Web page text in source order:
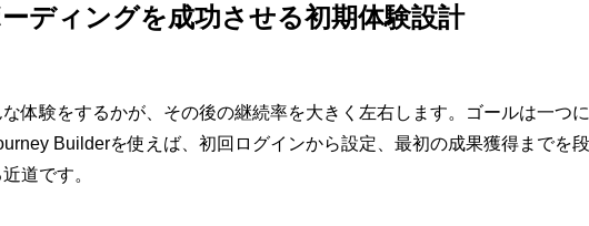
ディングを成功させる初期体験設計
体験をするかが、その後の継続率を大きく左右します。ゴールは一つ
Builderを使えば、初回ログインから設定、最初の成果獲得までを
道です。